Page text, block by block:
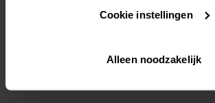
Lees hier meer over in onsprivacybeleid
Via "Cookie instellingen" kun je ook zelf
Cookie instellingen
Alleen noodzakelijk